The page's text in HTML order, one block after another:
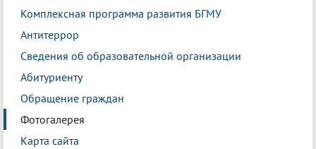
Комплексная программа развития БГМУ
Антитеррор
Сведения об образовательной организации
Абитуриенту
Обращение граждан
Фотогалерея
Карта сайта